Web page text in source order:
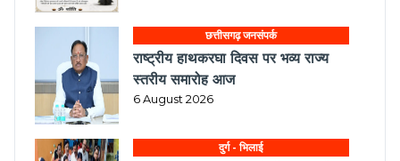
छत्तीसगढ़ जनसंपर्क
राष्ट्रीय हाथकरघा दिवस पर भव्य राज्य
स्तरीय समारोह आज
6 August 2026
दुर्ग - भिलाई